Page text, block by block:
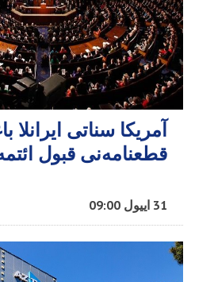
آمریکا سناتی ایرانلا
قطعنامه‌نی قبول
31 اییول 09:00